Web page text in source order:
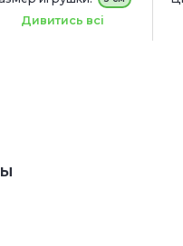
Дивитись всі